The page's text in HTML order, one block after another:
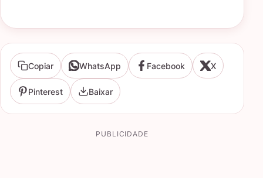
Copiar WhatsApp Facebook X
Pinterest Baixar
PUBLICIDADE